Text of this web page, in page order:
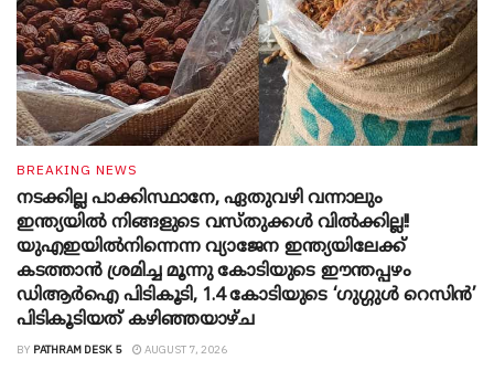
BREAKING NEWS
നടക്കില്ല പാക്കിസ്ഥാനേ, ഏതുവഴി വന്നാലും
ഇന്ത്യയിൽ നിങ്ങളുടെ വസ്തുക്കൾ വിൽക്കില്ല!!
യുഎഇയിൽനിന്നെന്ന വ്യാജേന ഇന്ത്യയിലേക്ക്
കടത്താൻ ശ്രമിച്ച മൂന്നു കോടിയുടെ ഈന്തപ്പഴം
ഡിആർഐ പിടികൂടി, 1.4 കോടിയുടെ ‘ഗുഗ്ഗുൾ റെസിൻ’
പിടികൂടിയത് കഴിഞ്ഞയാഴ്ച
BY PATHRAM DESK 5 AUGUST 7, 2026